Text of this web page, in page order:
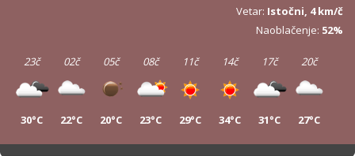
Vetar: Istočni, 4 km/č
Naoblačenje: 52%
23č
30°C
02č
22°C
05č
20°C
08č
23°C
11č
29°C
14č
34°C
17č
31°C
20č
27°C